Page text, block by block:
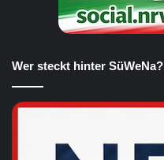
Wer steckt hinter SüWeNa?